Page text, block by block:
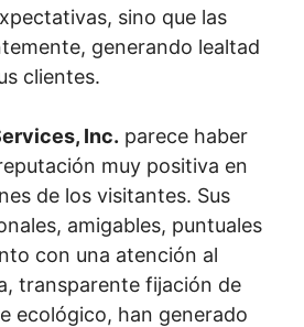
sino que las
generando lealtad
clientes.
Inc. parece haber
muy positiva en
de los visitantes. Sus
amigables, puntuales
con una atención al
transparente fijación de
ecológico, han generado